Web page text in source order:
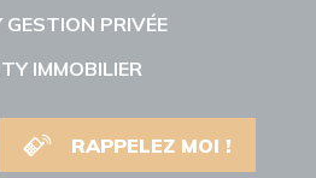
PRIVÉE
IMMOBILIER
RAPPELEZ MOI !